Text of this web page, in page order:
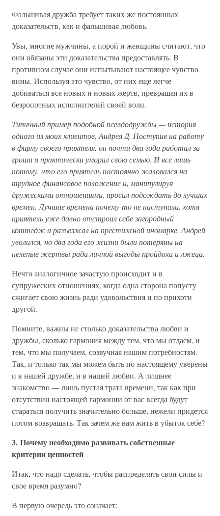
Фальшивая дружба требует таких же постоянных
доказательств, как и фальшивая любовь.
Увы, многие мужчины, а порой и женщины считают, что
они обязаны эти доказательства предоставлять. В
противном случае они испытывают настоящее чувство
вины. Используя это чувство, от них еще легче
добиваться все новых и новых жертв, превращая их в
безропотных исполнителей своей воли.
Типичный пример подобной псевдодружбы — история
одного из моих клиентов, Андрея Д. Поступив на работу
в фирму своего приятеля, он почти два года работал за
гроши и практически уморил свою семью. И все лишь
потому, что его приятель постоянно жаловался на
трудное финансовое положение и, манипулируя
дружескими отношениями, просил подождать до лучших
времен. Лучшие времена почему-то не наступали, хотя
приятель уже давно отстроил себе загородный
коттедж и разъезжал на престижной иномарке. Андрей
уволился, но два года его жизни были потеряны на
нелепые жертвы ради личной выгоды пройдохи и лжеца.
Нечто аналогичное зачастую происходит и в
супружеских отношениях, когда одна сторона попусту
сжигает свою жизнь ради удовольствия и по прихоти
другой.
Помните, важны не столько доказательства любви и
дружбы, сколько гармония между тем, что мы отдаем, и
тем, что мы получаем, созвучная нашим потребностям.
Так, и только так мы можем быть по-настоящему уверены
и в нашей дружбе, и в нашей любви. А лишнее
знакомство — лишь пустая трата времени, так как при
отсутствии настоящей гармонии от вас всегда будут
стараться получить значительно больше, нежели придется
потом возвращать. Так зачем же вам жить в убыток себе?
3. Почему необходимо развивать собственные
критерии ценностей
Итак, что надо сделать, чтобы распределять свои силы и
свое время разумно?
В первую очередь это означает: